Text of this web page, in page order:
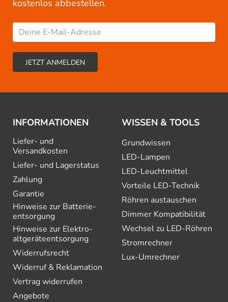
kostenlos abbestellen.
INFORMATIONEN
Liefer- und
Versandkosten
Liefer- und Lagerstatus
Zahlung
Garantie
Hinweise zur Batterie­
entsorgung
Hinweise zur Elektro­
altgeräte­entsorgung
Widerrufsrecht
Widerruf & Reklamation
Vertrag widerrufen
Angebote
WISSEN & TOOLS
Grundwissen
LED-Lampen
LED-Leuchtmittel
Vorteile LED-Technik
Röhren austauschen
Dimmer Kompatibilität
Wechsel zu LED-Röhren
Stromrechner
Lux-Umrechner